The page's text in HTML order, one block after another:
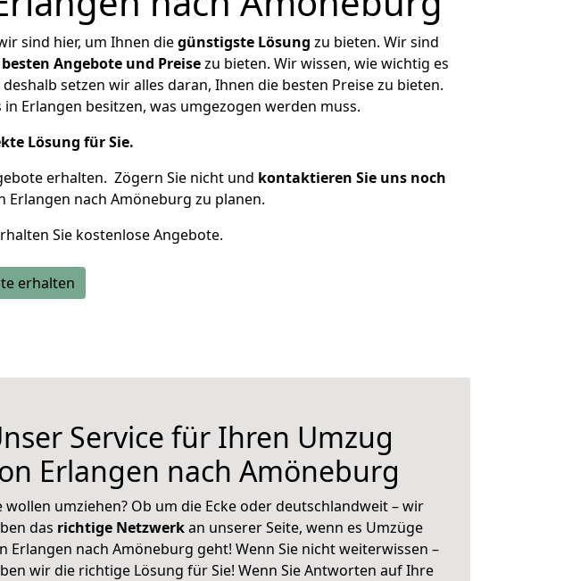
sind hier, um Ihnen diegünstigste Lösung zu bieten. Wir sind
Angebote und Preisezu bieten. Wir wissen, wie wichtig es
setzen wir alles daran, Ihnen die besten Preise zu bieten.
Erlangen besitzen, was umgezogen werden muss.
Lösung für Sie.
erhalten. Zögern Sie nicht und kontaktieren Sie uns noch
nach Amöneburg zu planen.
Sie kostenlose Angebote.
erhalten
Service für Ihren Umzug
Erlangen nach Amöneburg
wollen umziehen? Ob um die Ecke oder deutschlandweit – wir
das richtige Netzwerkan unserer Seite, wenn es Umzüge
Erlangen nach Amöneburg geht! Wenn Sie nicht weiterwissen –
wir die richtige Lösung für Sie! Wenn Sie Antworten auf Ihre